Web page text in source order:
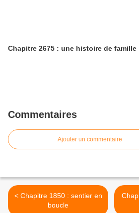
Chapitre 2675 : une histoire de famille
Commentaires
Ajouter un commentaire
< Chapitre 1850 : sentier en
boucle